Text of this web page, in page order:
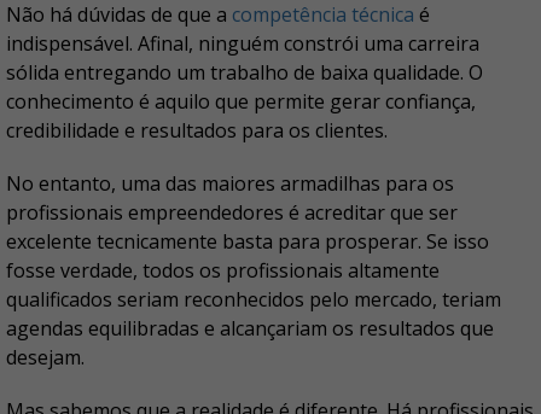
Não há dúvidas de que a competência técnica é
indispensável. Afinal, ninguém constrói uma carreira
sólida entregando um trabalho de baixa qualidade. O
conhecimento é aquilo que permite gerar confiança,
credibilidade e resultados para os clientes.
No entanto, uma das maiores armadilhas para os
profissionais empreendedores é acreditar que ser
excelente tecnicamente basta para prosperar. Se isso
fosse verdade, todos os profissionais altamente
qualificados seriam reconhecidos pelo mercado, teriam
agendas equilibradas e alcançariam os resultados que
desejam.